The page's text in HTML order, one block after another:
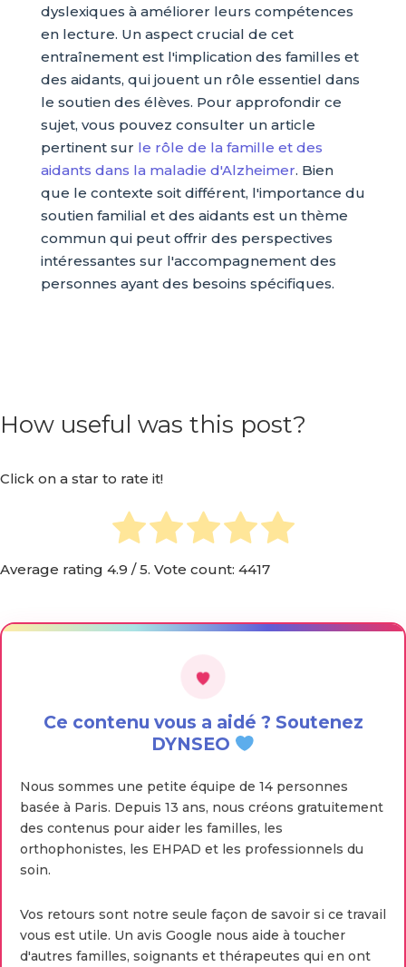
dyslexiques à améliorer leurs compétences
en lecture. Un aspect crucial de cet
entraînement est l'implication des familles et
des aidants, qui jouent un rôle essentiel dans
le soutien des élèves. Pour approfondir ce
sujet, vous pouvez consulter un article
pertinent sur le rôle de la famille et des
aidants dans la maladie d'Alzheimer. Bien
que le contexte soit différent, l'importance du
soutien familial et des aidants est un thème
commun qui peut offrir des perspectives
intéressantes sur l'accompagnement des
personnes ayant des besoins spécifiques.
How useful was this post?
Click on a star to rate it!
Average rating 4.9 / 5. Vote count: 4417
Ce contenu vous a aidé ? Soutenez
DYNSEO
Nous sommes une petite équipe de 14 personnes
basée à Paris. Depuis 13 ans, nous créons gratuitement
des contenus pour aider les familles, les
orthophonistes, les EHPAD et les professionnels du
soin.
Vos retours sont notre seule façon de savoir si ce travail
vous est utile. Un avis Google nous aide à toucher
d'autres familles, soignants et thérapeutes qui en ont